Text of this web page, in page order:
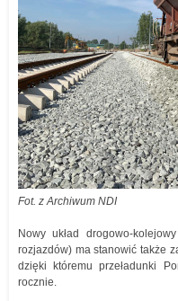
Fot. z Archiwum NDI
Nowy układ drogowo-
rozjazdów) ma stanowić także
dzięki któremu przeładunki
rocznie.